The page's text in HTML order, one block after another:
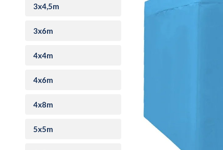
3x4,5m
3x6m
4x4m
4x6m
4x8m
5x5m